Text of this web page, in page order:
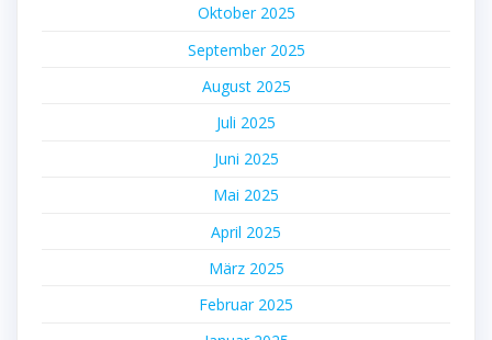
Oktober 2025
September 2025
August 2025
Juli 2025
Juni 2025
Mai 2025
April 2025
März 2025
Februar 2025